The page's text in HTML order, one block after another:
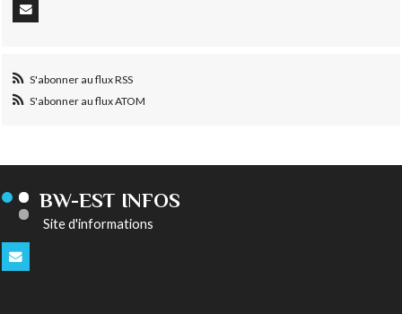
S'abonner au flux RSS
S'abonner au flux ATOM
BW-EST INFOS
Site d'informations